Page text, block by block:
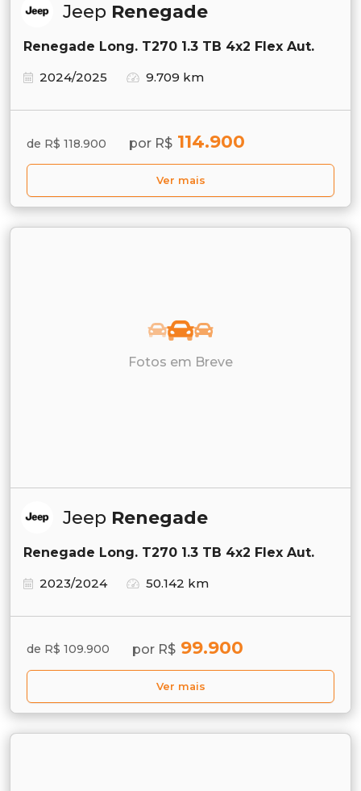
Jeep Renegade
Renegade Long. T270 1.3 TB 4x2 Flex Aut.
2024/2025
9.709 km
de R$ 118.900 por R$ 114.900
Ver mais
Fotos em Breve
Jeep Renegade
Renegade Long. T270 1.3 TB 4x2 Flex Aut.
2023/2024
50.142 km
de R$ 109.900 por R$ 99.900
Ver mais